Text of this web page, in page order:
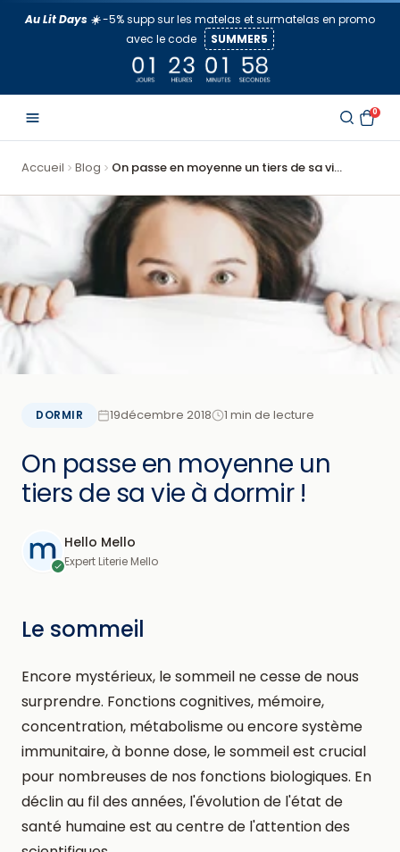
AllerAu Lit Days ☀️-5% supp sur les matelas et surmatelas en promo
avec le code
SUMMER5
0
Accueil Blog On passe en moyenne un tiers de sa vi...
DORMIR 19décembre 2018 1 min de lecture
On passe en moyenne un
tiers de sa vie à dormir !
Hello Mello
Expert Literie Mello
Le sommeil
Encore mystérieux, le sommeil ne cesse de nous
surprendre. Fonctions cognitives, mémoire,
concentration, métabolisme ou encore système
immunitaire, à bonne dose, le sommeil est crucial
pour nombreuses de nos fonctions biologiques. En
déclin au fil des années, l'évolution de l'état de
santé humaine est au centre de l'attention des